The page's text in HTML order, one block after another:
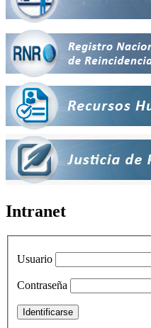
Intranet
Usuario
Contraseña